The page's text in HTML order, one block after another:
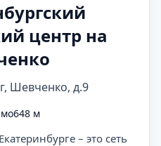
центр на
Шевченко, д.9
648 м
– это сеть